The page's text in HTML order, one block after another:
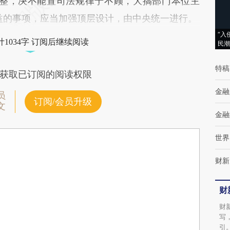
事项，应当加强顶层设计，由中央统一进行。
1034字 订阅后继续阅读
取已订阅的阅读权限
订阅/会员升级
“入
民
特稿
金融
金
世界
财
财
财
写
引